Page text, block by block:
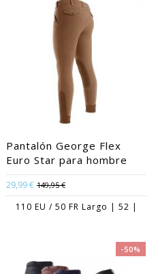
Pantalón George Flex
Euro Star para hombre
29,99 € 149,95 €
110 EU / 50 FR Largo | 52 |
-50%